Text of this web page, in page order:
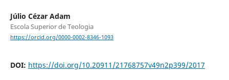
Júlio Cézar Adam
Escola Superior de Teologia
https://orcid.org/0000-0002-8346-1093
DOI: https://doi.org/10.20911/21768757v49n2p399/2017